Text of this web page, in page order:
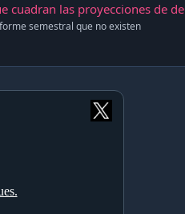
de deuda del gobierno anterior
semestral que no existen